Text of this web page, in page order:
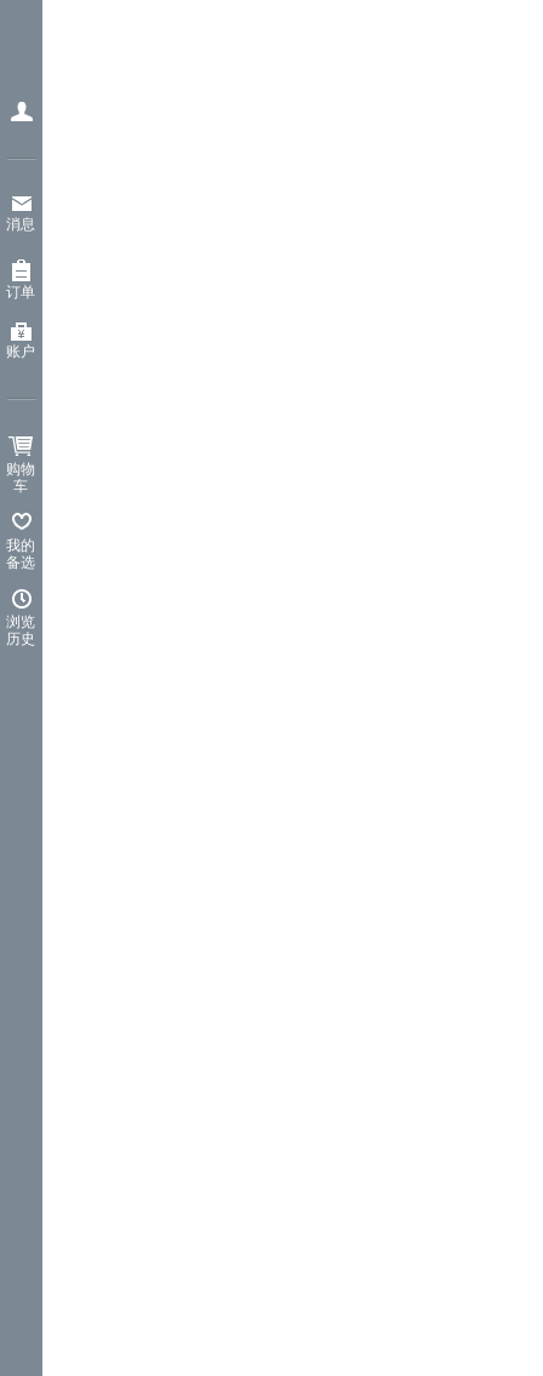
消息
订单
账户
购物
车
我的
备选
浏览
历史